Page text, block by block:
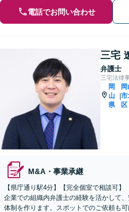
電話でお問い合わせ
三宅
弁護士
三宅法律
岡
山
県
|
岡
市
区
M&A・事業承継
【県庁通り駅4分】【完全個室で相談可】
企業での組織内弁護士の経験を活かして
体制を作ります。スポットでのご依頼も